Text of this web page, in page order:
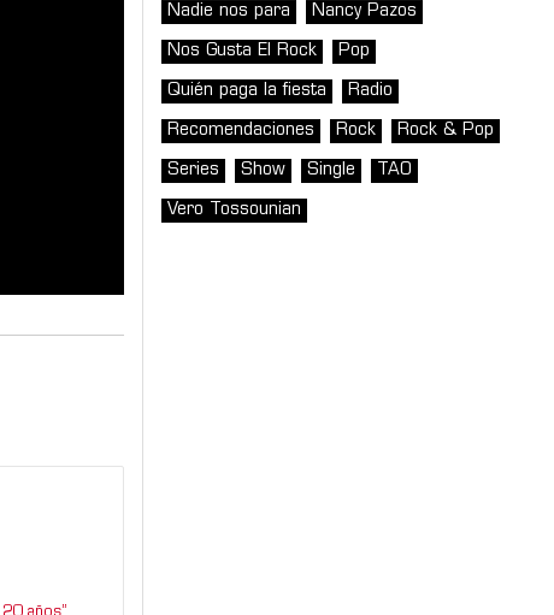
Nadie nos para Nancy Pazos
Nos Gusta El Rock Pop
Quién paga la fiesta Radio
Recomendaciones Rock Rock & Pop
Series Show Single TAO
Vero Tossounian